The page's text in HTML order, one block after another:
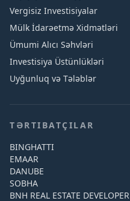
Vergisiz Investisiyalar
Mülk İdarəetmə Xidmətləri
Ümumi Alıcı Səhvləri
Investisiya Üstünlükləri
Uyğunluq və Tələblər
TƏRTIBATÇILAR
BINGHATTI
EMAAR
DANUBE
SOBHA
BNH REAL ESTATE DEVELOPER